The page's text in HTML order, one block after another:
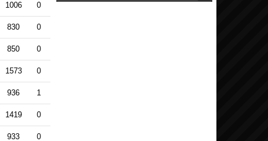
1006 0
830 0
850 0
1573 0
936 1
1419 0
933 0